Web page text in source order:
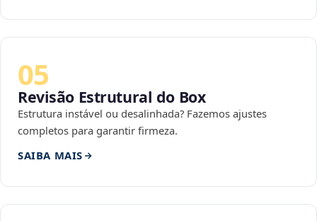
05
Revisão Estrutural do Box
Estrutura instável ou desalinhada? Fazemos ajustes
completos para garantir firmeza.
SAIBA MAIS